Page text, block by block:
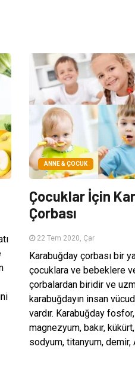
ANNE & ÇOCUK
Çocuklar İçin
Çorbası
22 Tem 2020, Çar
Karabuğday çorbası bir
çocuklara ve bebeklere
çorbalardan biridir ve
karabuğdayın insan
vardır. Karabuğday
magnezyum, bakır,
sodyum, titanyum, demir,